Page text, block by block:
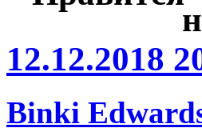
12.12.2018
Binki